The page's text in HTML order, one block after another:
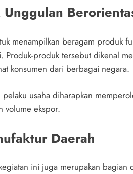
menampilkan beragam produk
produk tersebut dikenal
konsumen dari berbagai negara.
usaha diharapkan
volume ekspor.
Daerah
ini juga merupakan bagian